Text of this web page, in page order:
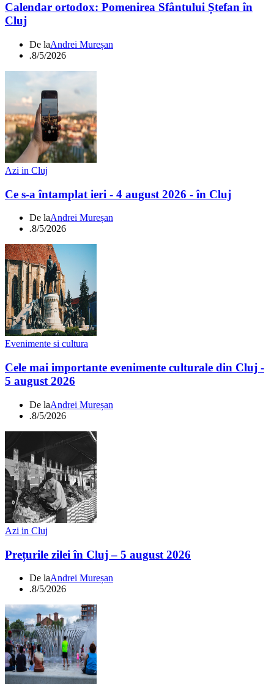
Calendar ortodox: Pomenirea Sfântului Ștefan în
Cluj
De laAndrei Mureșan
.8/5/2026
Azi in Cluj
Ce s-a întamplat ieri - 4 august 2026 - în Cluj
De laAndrei Mureșan
.8/5/2026
Evenimente si cultura
Cele mai importante evenimente culturale din Cluj -
5 august 2026
De laAndrei Mureșan
.8/5/2026
Azi in Cluj
Prețurile zilei în Cluj – 5 august 2026
De laAndrei Mureșan
.8/5/2026